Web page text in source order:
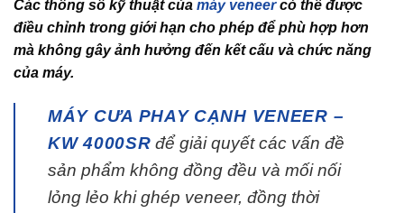
Các thông số kỹ thuật của máy veneercó thể được
điều chỉnh trong giới hạn cho phép để phù hợp hơn
mà không gây ảnh hưởng đến kết cấu và chức năng
của máy.
MÁY CƯA PHAY CẠNH VENEER –
KW 4000SR để giải quyết các vấn đề
sản phẩm không đồng đều và mối nối
lỏng lẻo khi ghép veneer, đồng thời